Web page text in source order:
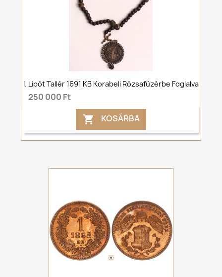
I. Lipót Tallér 1691 KB Korabeli Rózsafüzérbe Foglalva
250 000 Ft
 KOSÁRBA